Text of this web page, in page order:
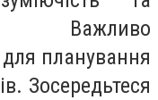
Важливо
планування
Зосередьтеся